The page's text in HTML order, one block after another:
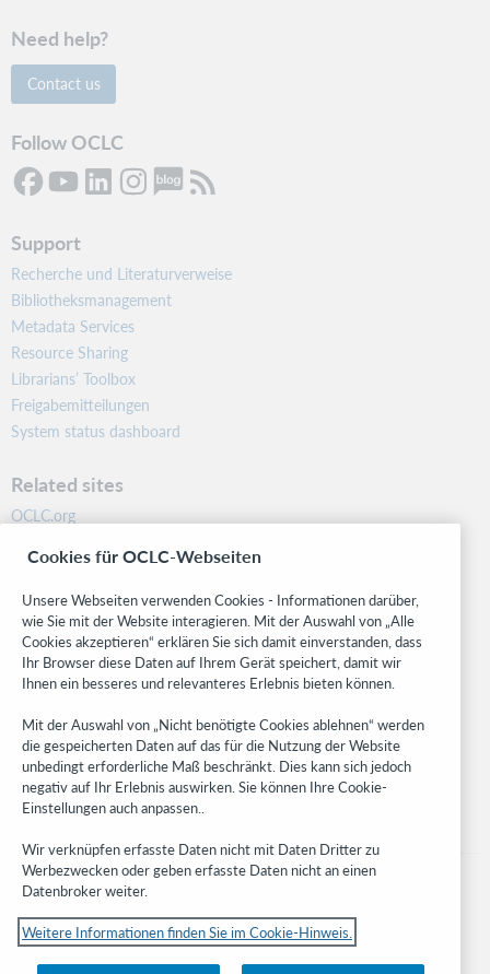
Need help?
Contact us
Follow OCLC
Support
Recherche und Literaturverweise
Bibliotheksmanagement
Metadata Services
Resource Sharing
Librarians’ Toolbox
Freigabemitteilungen
System status dashboard
Related sites
OCLC.org
Community
Research
WebJunction
Developer Network
Get the latest product updates, research, events, and much more—
right to your inbox.
Subscribe now
© 2023 OCLC
Cookies für OCLC-Webseiten
Unsere Webseiten verwenden Cookies - Informationen darüber,
wie Sie mit der Website interagieren. Mit der Auswahl von „Alle
Cookies akzeptieren“ erklären Sie sich damit einverstanden, dass
Ihr Browser diese Daten auf Ihrem Gerät speichert, damit wir
Ihnen ein besseres und relevanteres Erlebnis bieten können.
Mit der Auswahl von „Nicht benötigte Cookies ablehnen“ werden
die gespeicherten Daten auf das für die Nutzung der Website
unbedingt erforderliche Maß beschränkt. Dies kann sich jedoch
negativ auf Ihr Erlebnis auswirken. Sie können Ihre Cookie-
Einstellungen auch anpassen..
Wir verknüpfen erfasste Daten nicht mit Daten Dritter zu
Werbezwecken oder geben erfasste Daten nicht an einen
Datenbroker weiter.
Weitere Informationen finden Sie im Cookie-Hinweis.